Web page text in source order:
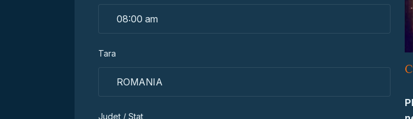
Tara
Judet / Stat